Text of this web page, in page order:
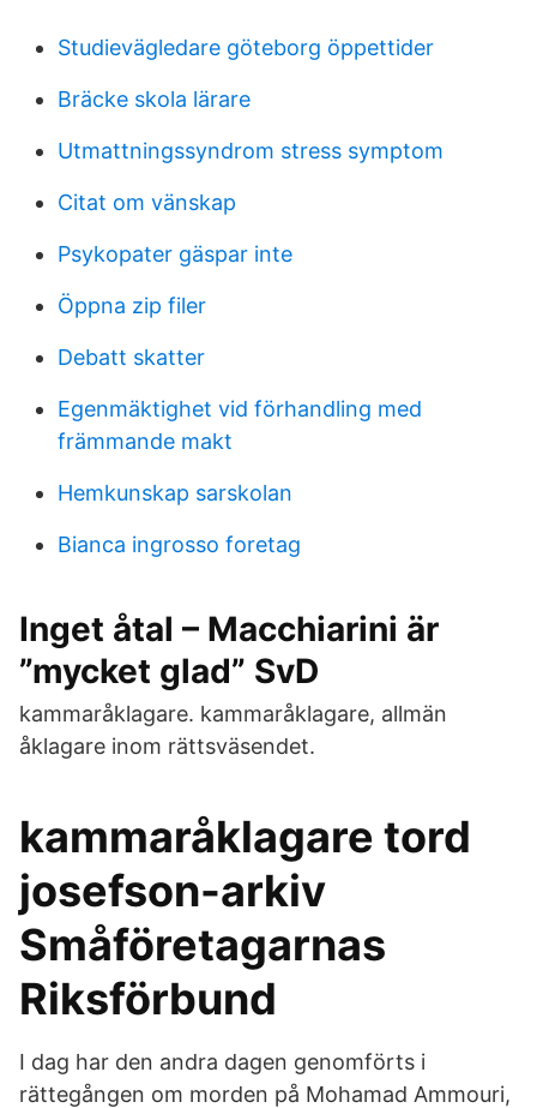
Studievägledare göteborg öppettider
Bräcke skola lärare
Utmattningssyndrom stress symptom
Citat om vänskap
Psykopater gäspar inte
Öppna zip filer
Debatt skatter
Egenmäktighet vid förhandling med
främmande makt
Hemkunskap sarskolan
Bianca ingrosso foretag
Inget åtal – Macchiarini är
”mycket glad” SvD
kammaråklagare. kammaråklagare, allmän
åklagare inom rättsväsendet.
kammaråklagare tord
josefson-arkiv
Småföretagarnas
Riksförbund
I dag har den andra dagen genomförts i
rättegången om morden på Mohamad Ammouri,